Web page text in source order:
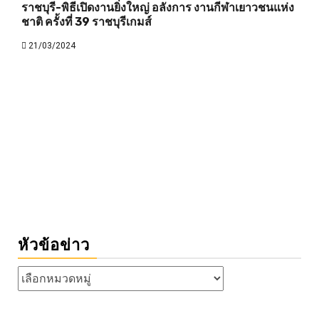
ราชบุรี-พิธีเปิดงานยิ่งใหญ่ อลังการ งานกีฬาเยาวชนแห่ง
ชาติ ครั้งที่ 39 ราชบุรีเกมส์
21/03/2024
หัวข้อข่าว
หัวข้อ
ข่าว